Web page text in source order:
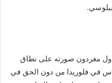
مغردون صورته على نطاق
في فلوريدا من دون الحق في